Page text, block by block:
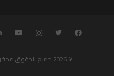
© 2026 جميع الحقوق